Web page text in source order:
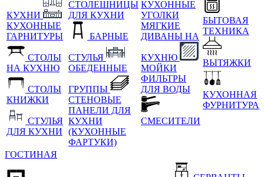
КУХНИ
КУХОННЫЕ
ГАРНИТУРЫ
СТОЛЫ
НА КУХНЮ
СТОЛЫ
КНИЖКИ
СТУЛЬЯ
ДЛЯ КУХНИ
СТОЛЕШНИЦЫ
ДЛЯ КУХНИ
БАРНЫЕ
СТУЛЬЯ
ОБЕДЕННЫЕ
ГРУППЫ
СТЕНОВЫЕ
ПАНЕЛИ ДЛЯ
КУХНИ
(КУХОННЫЕ
ФАРТУКИ)
КУХОННЫЕ
УГОЛКИ
МЯГКИЕ
ДИВАНЫ НА
КУХНЮ
МОЙКИ
ФИЛЬТРЫ
ДЛЯ ВОДЫ
СМЕСИТЕЛИ
БЫТОВАЯ
ТЕХНИКА
ВЫТЯЖКИ
КУХОННАЯ
ФУРНИТУРА
ГОСТИНАЯ